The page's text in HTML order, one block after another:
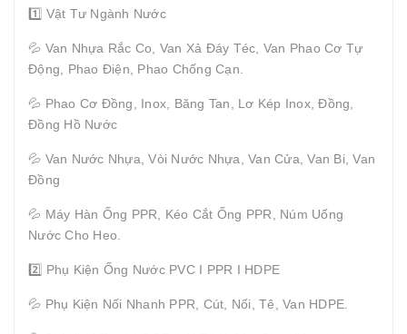
1️⃣ Vật Tư Ngành Nước
💦 Van Nhựa Rắc Co, Van Xả Đáy Téc, Van Phao Cơ Tự
Động, Phao Điện, Phao Chống Cạn.
💦 Phao Cơ Đồng, Inox, Băng Tan, Lơ Kép Inox, Đồng,
Đồng Hồ Nước
💦 Van Nước Nhựa, Vòi Nước Nhựa, Van Cửa, Van Bi, Van
Đồng
💦 Máy Hàn Ống PPR, Kéo Cắt Ống PPR, Núm Uống
Nước Cho Heo.
2️⃣ Phụ Kiện Ống Nước PVC I PPR I HDPE
💦 Phụ Kiện Nối Nhanh PPR, Cút, Nối, Tê, Van HDPE.